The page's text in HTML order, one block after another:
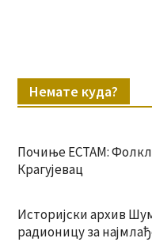
Немате куда?
Почиње ЕСТАМ:
Крагујевац
Историјски архив
радионицу за